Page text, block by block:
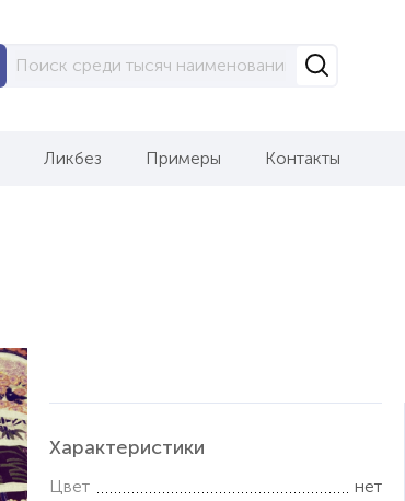
Ликбез Примеры Контакты
Характеристики
Цвет
нет